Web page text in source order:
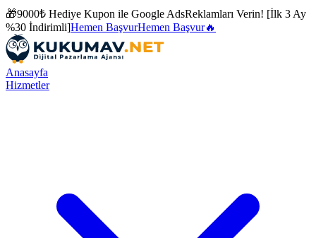
🎁9000₺ Hediye Kupon ile Google AdsReklamları Verin! [İlk 3 Ay
%30 İndirimli]Hemen BaşvurHemen Başvur🔥
Anasayfa
Hizmetler